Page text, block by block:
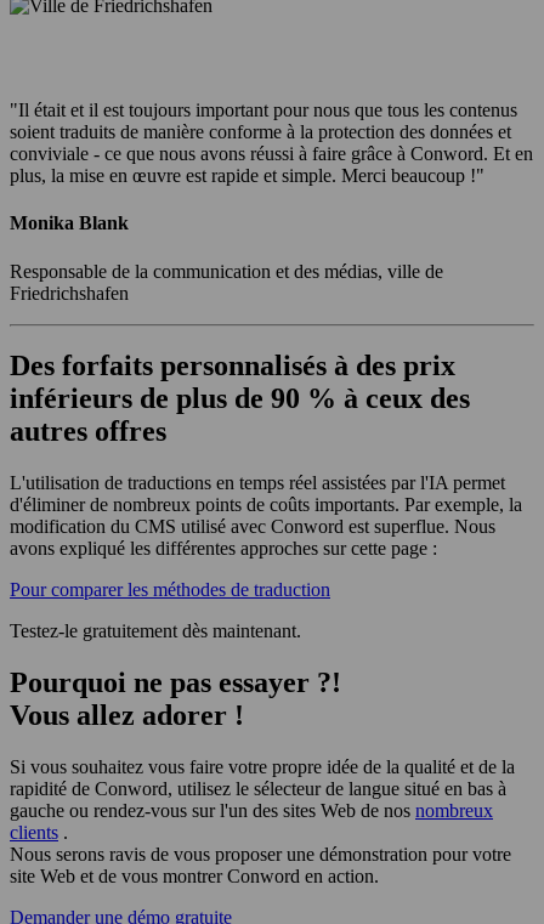
"Il était et il est toujours important pour nous que tous les contenus
soient traduits de manière conforme à la protection des données et
conviviale - ce que nous avons réussi à faire grâce à Conword. Et en
plus, la mise en œuvre est rapide et simple. Merci beaucoup !"
Monika Blank
Responsable de la communication et des médias, ville de
Friedrichshafen
Des forfaits personnalisés à des prix
inférieurs de plus de 90 % à ceux des
autres offres
L'utilisation de traductions en temps réel assistées par l'IA permet
d'éliminer de nombreux points de coûts importants. Par exemple, la
modification du CMS utilisé avec Conword est superflue. Nous
avons expliqué les différentes approches sur cette page :
Pour comparer les méthodes de traduction
Testez-le gratuitement dès maintenant.
Pourquoi ne pas essayer ?!
Vous allez adorer !
Si vous souhaitez vous faire votre propre idée de la qualité et de la
rapidité de Conword, utilisez le sélecteur de langue situé en bas à
gauche ou rendez-vous sur l'un des sites Web de nos nombreux
clients .
Nous serons ravis de vous proposer une démonstration pour votre
site Web et de vous montrer Conword en action.
Demander une démo gratuite